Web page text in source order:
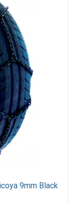
9mm Black